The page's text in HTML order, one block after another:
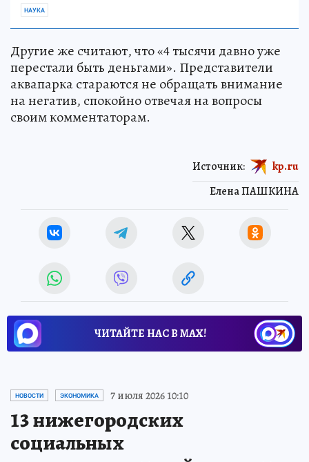
НАУКА
Другие же считают, что «4 тысячи давно уже
перестали быть деньгами». Представители
аквапарка стараются не обращать внимание
на негатив, спокойно отвечая на вопросы
своим комментаторам.
Елена ПАШКИНА
Источник: kp.ru
ЧИТАЙТЕ НАС В МАХ!
НОВОСТИ ЭКОНОМИКА 7 июля 2026 10:10
13 нижегородских
социальных